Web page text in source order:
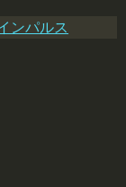
ンパルス